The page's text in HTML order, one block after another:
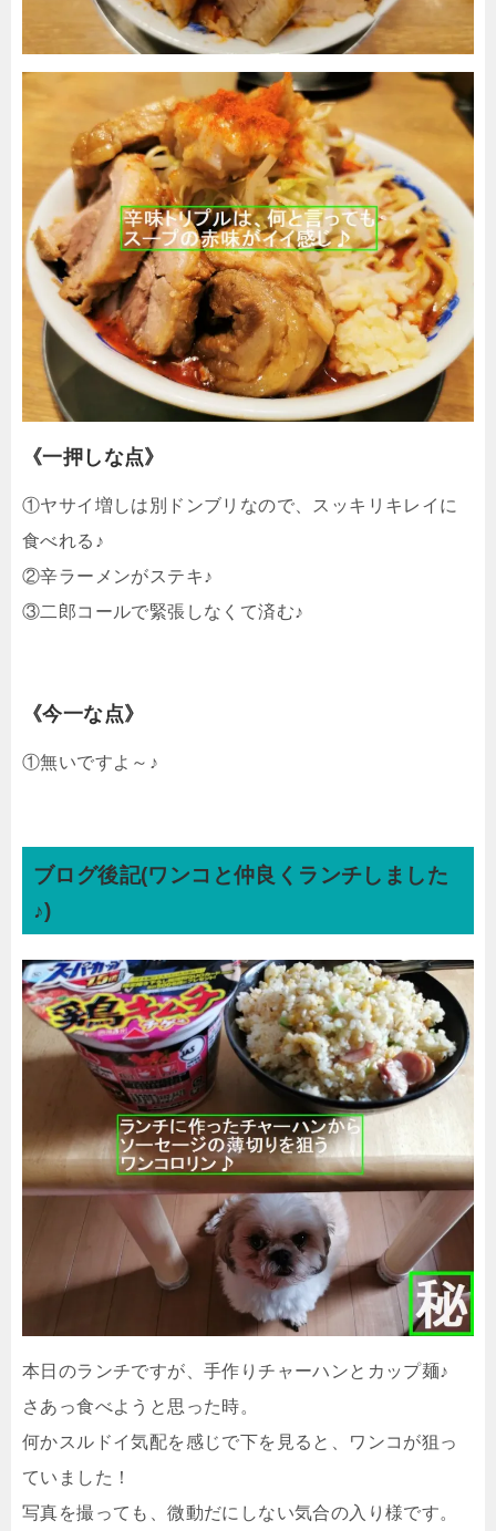
《一押しな点》
①ヤサイ増しは別ドンブリなので、スッキリキレイに
食べれる♪
②辛ラーメンがステキ♪
③二郎コールで緊張しなくて済む♪
《今一な点》
①無いですよ～♪
ブログ後記(ワンコと仲良くランチしました
♪)
本日のランチですが、手作りチャーハンとカップ麺♪
さあっ食べようと思った時。
何かスルドイ気配を感じで下を見ると、ワンコが狙っ
ていました！
写真を撮っても、微動だにしない気合の入り様です。